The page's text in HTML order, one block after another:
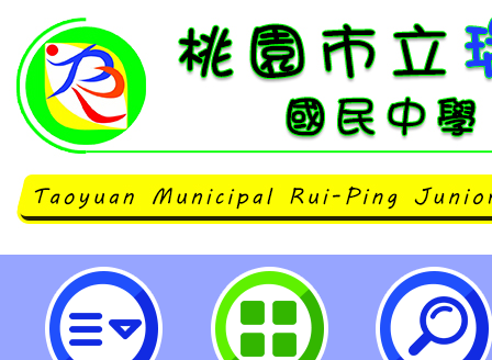
國立屏東科技大學辦理2026夏令
Time」一案-桃園市立瑞坪國民中